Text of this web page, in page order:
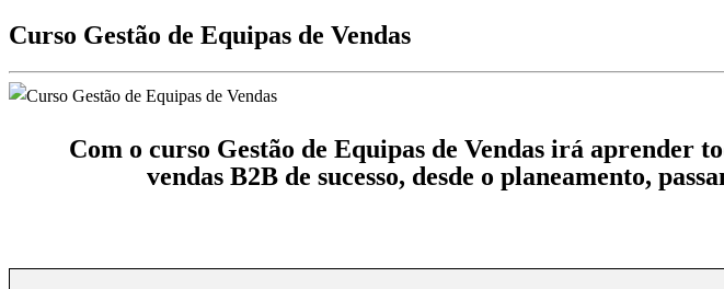
Curso Gestão de Equipas de Vendas
Com o curso Gestão de Equipas de Vendas irá aprender
vendas B2B de sucesso, desde o planeamento,